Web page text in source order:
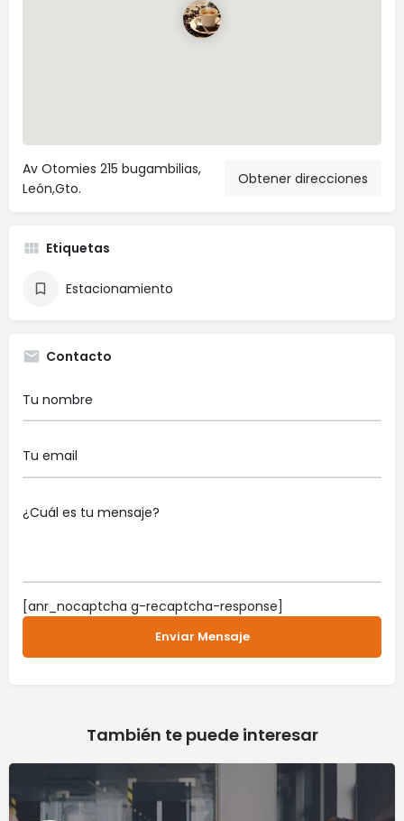
Av Otomies 215 bugambilias,
León,Gto.
Obtener direcciones
Etiquetas
Estacionamiento
Contacto
[anr_nocaptcha g-recaptcha-response]
También te puede interesar